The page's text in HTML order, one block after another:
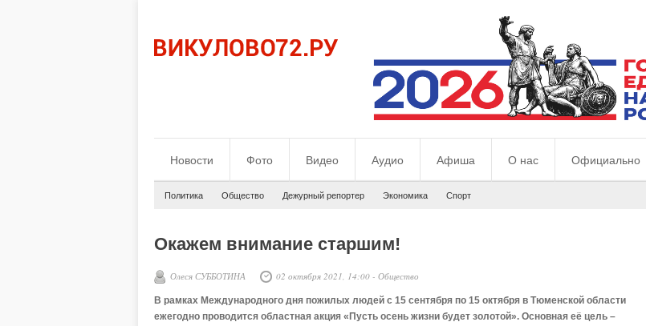
Новости Фото Видео Аудио Афиша О нас Официально
Политика Общество Дежурный репортер Экономика Спорт
Окажем внимание старшим!
Олеся СУББОТИНА 02 октября 2021, 14:00 - Общество
В рамках Международного дня пожилых людей с 15 сентября по 15 октября в Тюменской области
ежегодно проводится областная акция «Пусть осень жизни будет золотой». Основная её цель –